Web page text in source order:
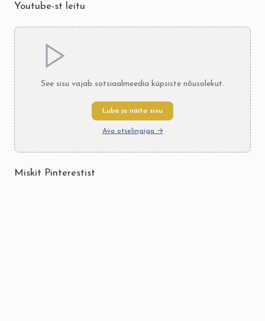
Youtube-st leitu
See sisu vajab sotsiaalmeedia küpsiste nõusolekut.
Luba ja näita sisu
Ava otselingiga →
Miskit Pinterestist